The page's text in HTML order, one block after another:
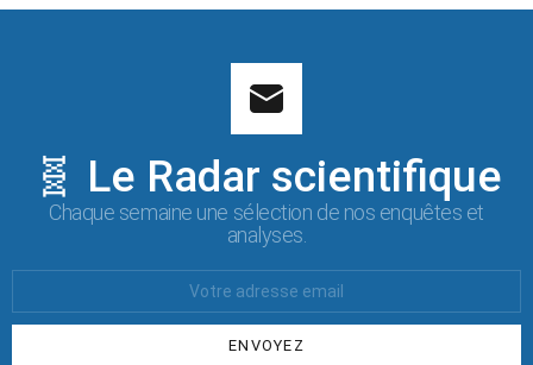
🧬 Le Radar scientifique
Chaque semaine une sélection de nos enquêtes et
analyses.
: